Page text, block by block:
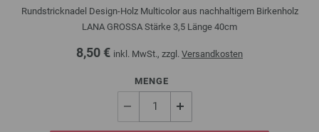
Rundstricknadel Design-Holz Multicolor aus nachhaltigem Birkenholz
LANA GROSSA Stärke 3,5 Länge 40cm
8,50 € inkl. MwSt., zzgl. Versandkosten
MENGE